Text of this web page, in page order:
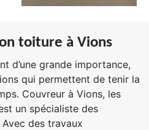
toiture à Vions
d’une grande importance,
qui permettent de tenir la
Couvreur à Vions, les
un spécialiste des
des travaux